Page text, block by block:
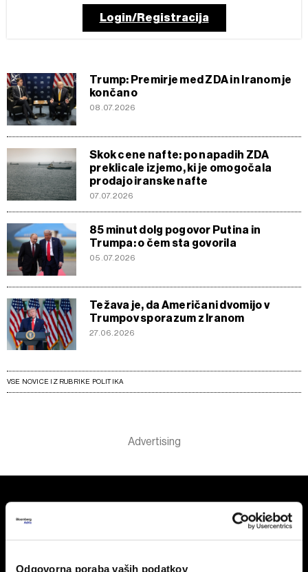
Odgovorna poraba vaših podatkov
Login/Registracija
Trump: Premirje med ZDA in Iranom je
končano
08.07.2026
Skok cene nafte: po napadih ZDA
preklicale izjemo, ki je omogočala
prodajo iranske nafte
07.07.2026
85 minut dolg pogovor Putina in
Trumpa: o čem sta govorila
05.07.2026
Težava je, da Američani dvomijo v
Trumpov sporazum z Iranom
27.06.2026
VSE NOVICE IZ RUBRIKE POLITIKA